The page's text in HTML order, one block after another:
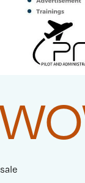
sale